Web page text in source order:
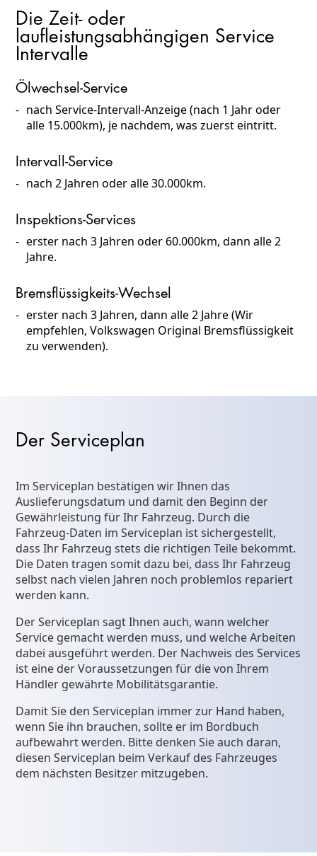
Die Zeit- oder
laufleistungsabhängigen Service
Intervalle
Ölwechsel-Service
nach Service-Intervall-Anzeige (nach 1 Jahr oder
alle 15.000km), je nachdem, was zuerst eintritt.
Intervall-Service
nach 2 Jahren oder alle 30.000km.
Inspektions-Services
erster nach 3 Jahren oder 60.000km, dann alle 2
Jahre.
Bremsflüssigkeits-Wechsel
erster nach 3 Jahren, dann alle 2 Jahre (Wir
empfehlen, Volkswagen Original Bremsflüssigkeit
zu verwenden).
Der Serviceplan
Im Serviceplan bestätigen wir Ihnen das
Auslieferungsdatum und damit den Beginn der
Gewährleistung für Ihr Fahrzeug. Durch die
Fahrzeug-Daten im Serviceplan ist sichergestellt,
dass Ihr Fahrzeug stets die richtigen Teile bekommt.
Die Daten tragen somit dazu bei, dass Ihr Fahrzeug
selbst nach vielen Jahren noch problemlos repariert
werden kann.
Der Serviceplan sagt Ihnen auch, wann welcher
Service gemacht werden muss, und welche Arbeiten
dabei ausgeführt werden. Der Nachweis des Services
ist eine der Voraussetzungen für die von Ihrem
Händler gewährte Mobilitätsgarantie.
Damit Sie den Serviceplan immer zur Hand haben,
wenn Sie ihn brauchen, sollte er im Bordbuch
aufbewahrt werden. Bitte denken Sie auch daran,
diesen Serviceplan beim Verkauf des Fahrzeuges
dem nächsten Besitzer mitzugeben.